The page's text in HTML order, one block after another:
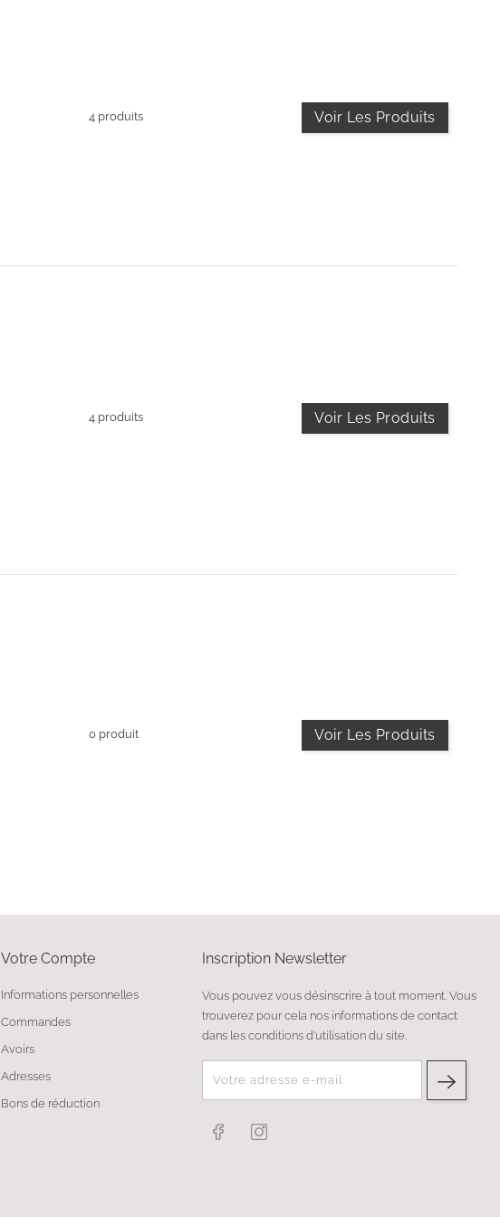
4 produits Voir Les Produits
4 produits Voir Les Produits
0 produit Voir Les Produits
Votre Compte
Informations personnelles
Commandes
Avoirs
Adresses
Bons de réduction
Inscription Newsletter
Vous pouvez vous désinscrire à tout moment. Vous
trouverez pour cela nos informations de contact
dans les conditions d'utilisation du site.